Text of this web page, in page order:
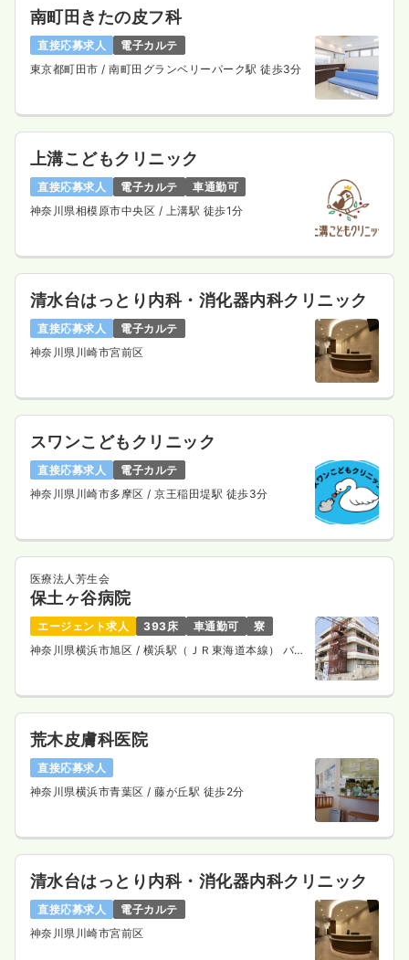
南町田きたの皮フ科
直接応募求人
電子カルテ
東京都町田市 / 南町田グランベリーパーク駅 徒歩3分
上溝こどもクリニック
直接応募求人 電子カルテ
車通勤可
神奈川県相模原市中央区 / 上溝駅 徒歩1分
清水台はっとり内科・消化器内科クリニック
直接応募求人
電子カルテ
神奈川県川崎市宮前区
スワンこどもクリニック
直接応募求人
電子カルテ
神奈川県川崎市多摩区 / 京王稲田堤駅 徒歩3分
医療法人芳生会
保土ヶ谷病院
エージェント求人 393床 車通勤可
寮
神奈川県横浜市旭区 / 横浜駅（ＪＲ東海道本線） バス
荒木皮膚科医院
直接応募求人
神奈川県横浜市青葉区 / 藤が丘駅 徒歩2分
清水台はっとり内科・消化器内科クリニック
直接応募求人
電子カルテ
神奈川県川崎市宮前区